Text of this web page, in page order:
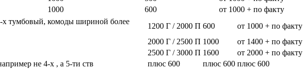
1000 600 от 1000 + по факту
тумбовый, комоды шириной более
1200 Г / 2000 П 600
от 1000 + по факту
2000 Г / 2500 П 1000
от 1400 + по факту
2500 Г / 3000 П 1600
от 2000 + по факту
не 4-х , а 5-ти ств
плюс 600 плюс 600 плюс 600